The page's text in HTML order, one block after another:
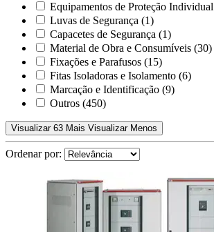
Equipamentos de Proteção Individual
Luvas de Segurança (1)
Capacetes de Segurança (1)
Material de Obra e Consumíveis (30)
Fixações e Parafusos (15)
Fitas Isoladoras e Isolamento (6)
Marcação e Identificação (9)
Outros (450)
Visualizar 63 Mais Visualizar Menos
Ordenar por: